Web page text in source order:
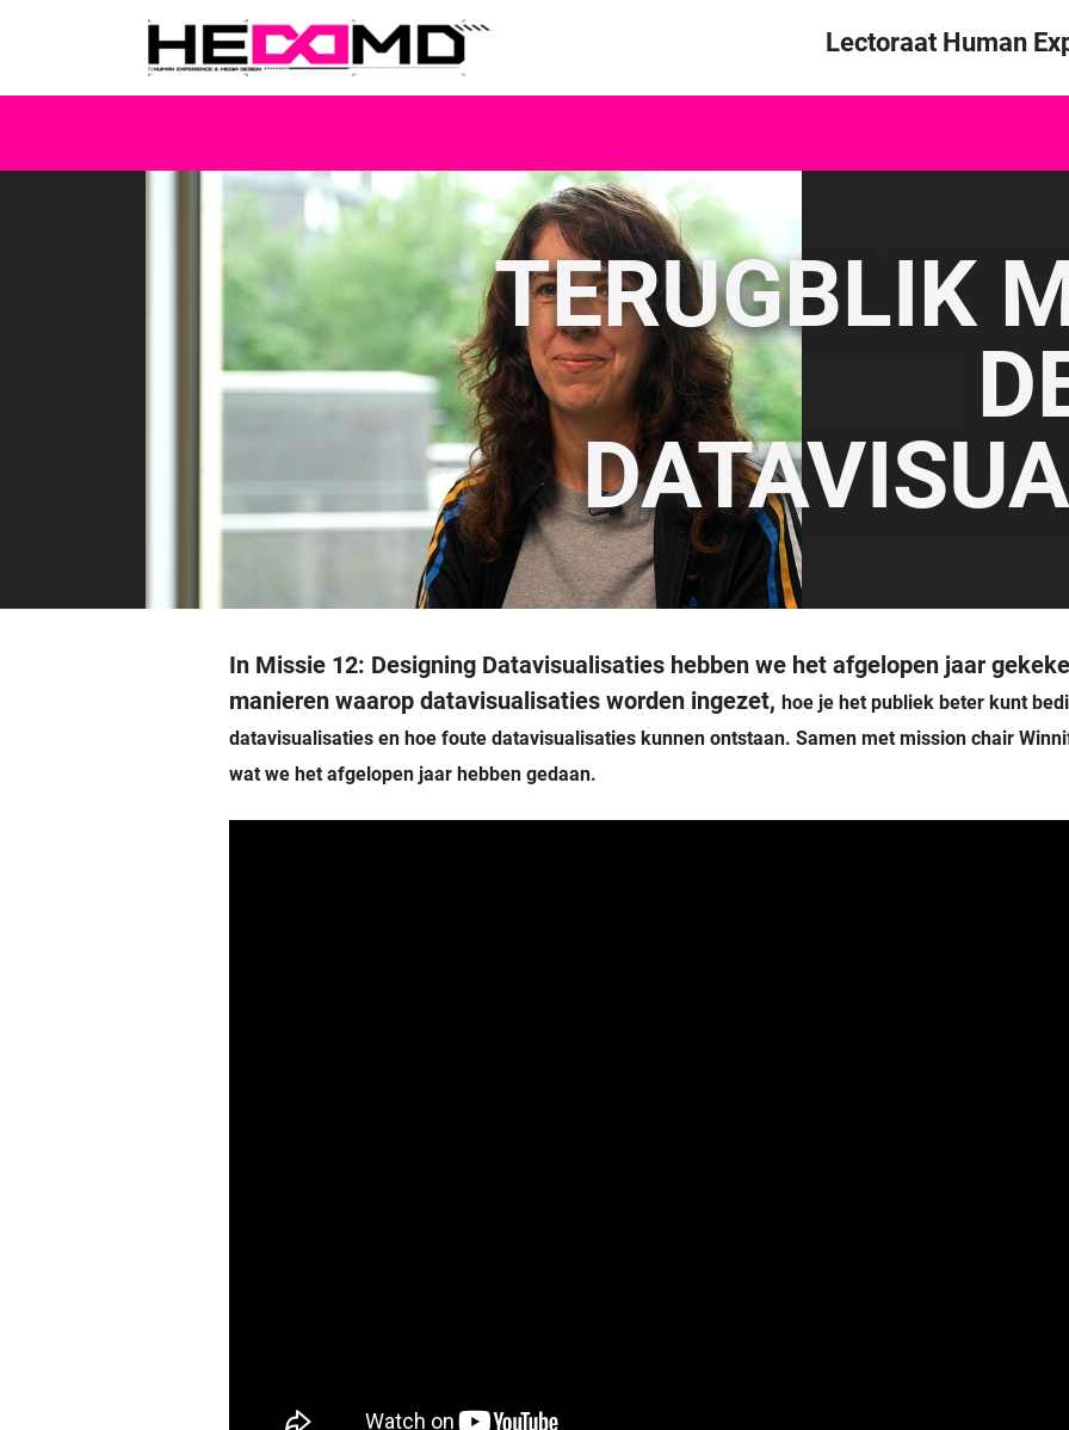
Lectoraat Human
TERUGBLIK
In Missie 12: Designing Datavisualisaties hebben we het afgelopen jaar
manieren waarop datavisualisaties worden ingezet, hoe je het publiek beter kunt
datavisualisaties en hoe foute datavisualisaties kunnen ontstaan. Samen met mission chair
wat we het afgelopen jaar hebben gedaan.